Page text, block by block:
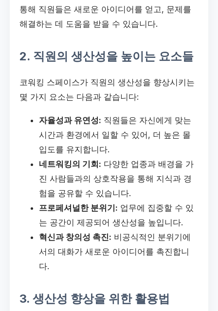
통해 직원들은 새로운 아이디어를 얻고, 문제를
해결하는 데 도움을 받을 수 있습니다.
2. 직원의 생산성을 높이는 요소들
코워킹 스페이스가 직원의 생산성을 향상시키는
몇 가지 요소는 다음과 같습니다:
자율성과 유연성: 직원들은 자신에게 맞는
시간과 환경에서 일할 수 있어, 더 높은 몰
입도를 유지합니다.
네트워킹의 기회: 다양한 업종과 배경을 가
진 사람들과의 상호작용을 통해 지식과 경
험을 공유할 수 있습니다.
프로페셔널한 분위기: 업무에 집중할 수 있
는 공간이 제공되어 생산성을 높입니다.
혁신과 창의성 촉진: 비공식적인 분위기에
서의 대화가 새로운 아이디어를 촉진합니
다.
3. 생산성 향상을 위한 활용법